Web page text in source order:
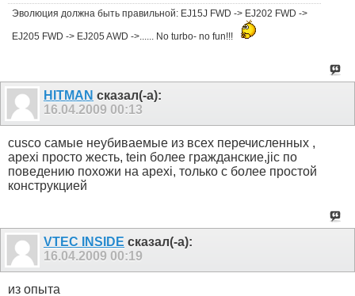
Эволюция должна быть правильной: EJ15J FWD -> EJ202 FWD ->
EJ205 FWD -> EJ205 AWD ->...... No turbo- no fun!!!
HITMAN сказал(-а):
16.04.2009 00:13
cusco самые неубиваемые из всех перечисленных ,
apexi просто жесть, tein более гражданские,jic по
поведению похожи на apexi, только с более простой
конструкцией
VTEC INSIDE сказал(-а):
16.04.2009 00:19
из опыта